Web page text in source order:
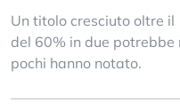
Un titolo cresciuto oltre
del 60% in due potrebbe
pochi hanno notato.